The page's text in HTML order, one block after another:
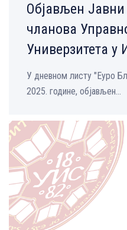
Објављен
чланова
Универзитета у
У дневном листу "Еуро
2025. године, објављен...